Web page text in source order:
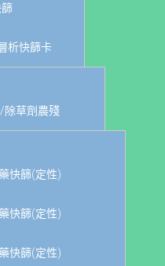
析快篩卡
除草劑農殘
快篩(定性)
快篩(定性)
快篩(定性)